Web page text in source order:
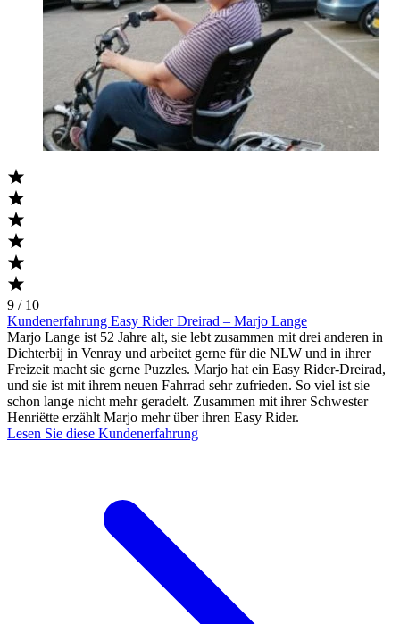
9 / 10
Kundenerfahrung Easy Rider Dreirad – Marjo Lange
Marjo Lange ist 52 Jahre alt, sie lebt zusammen mit drei anderen in
Dichterbij in Venray und arbeitet gerne für die NLW und in ihrer
Freizeit macht sie gerne Puzzles. Marjo hat ein Easy Rider-Dreirad,
und sie ist mit ihrem neuen Fahrrad sehr zufrieden. So viel ist sie
schon lange nicht mehr geradelt. Zusammen mit ihrer Schwester
Henriëtte erzählt Marjo mehr über ihren Easy Rider.
Lesen Sie diese Kundenerfahrung